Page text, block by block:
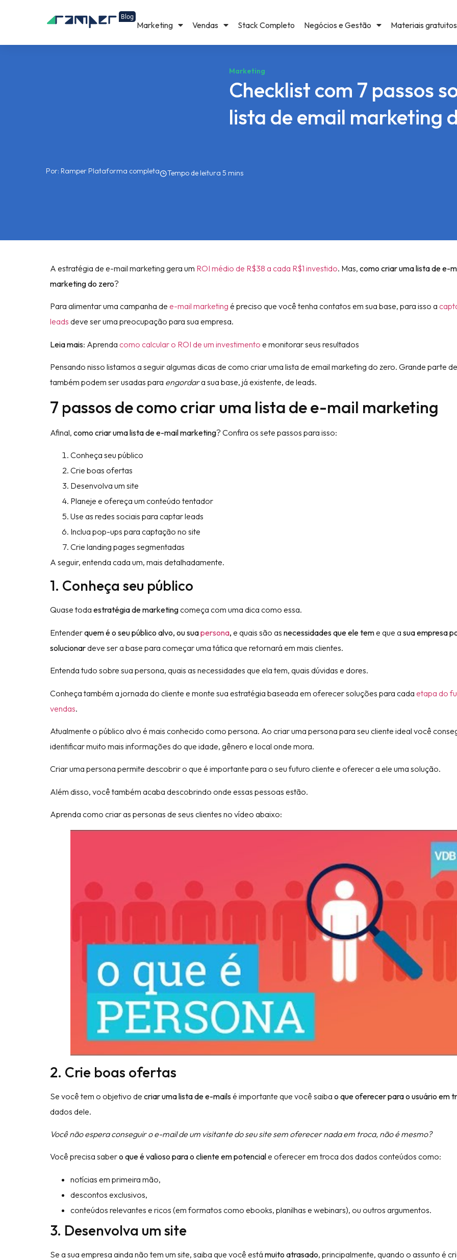
Marketing Vendas Stack Completo Negócios e Gestão Materiais gratuitos
Marketing
Checklist com 7 passos
lista de email marketing
Por: Ramper Plataforma completa
A estratégia de e-mail marketing gera um ROI médio de R$38 a cada R$1 investido. Mas, como criar uma lista de e-
marketing do zero?
Para alimentar uma campanha de e-mail marketing é preciso que você tenha contatos em sua base, para isso a
leads deve ser uma preocupação para sua empresa.
Leia mais: Aprenda como calcular o ROI de um investimento e monitorar seus resultados
Pensando nisso listamos a seguir algumas dicas de como criar uma lista de email marketing do zero. Grande parte
também podem ser usadas para engordara sua base, já existente, de leads.
7 passos de como criar uma lista de e-mail marketing
Afinal, como criar uma lista de e-mail marketing? Confira os sete passos para isso:
Conheça seu público
Crie boas ofertas
Desenvolva um site
Planeje e ofereça um conteúdo tentador
Use as redes sociais para captar leads
Inclua pop-ups para captação no site
Crie landing pages segmentadas
A seguir, entenda cada um, mais detalhadamente.
1. Conheça seu público
Quase toda estratégia de marketingcomeça com uma dica como essa.
Entenderquem é o seu público alvo, ou suapersona, e quais são as necessidades que ele teme que a sua empresa
solucionardeve ser a base para começar uma tática que retornará em mais clientes.
Entenda tudo sobre sua persona, quais as necessidades que ela tem, quais dúvidas e dores.
Conheça também a jornada do cliente e monte sua estratégia baseada em oferecer soluções para cada etapa do
vendas.
Atualmente o público alvo é mais conhecido como persona. Ao criar uma persona para seu cliente ideal você
identificar muito mais informações do que idade, gênero e local onde mora.
Criar uma persona permite descobrir o que é importante para o seu futuro cliente e oferecer a ele uma solução.
Além disso, você também acaba descobrindo onde essas pessoas estão.
Aprenda como criar as personas de seus clientes no vídeo abaixo:
2. Crie boas ofertas
Se você tem o objetivo de criar uma lista de e-mailsé importante que você saiba o que oferecer para o usuário em
dados dele.
Você não espera conseguir o e-mail de um visitante do seu site sem oferecer nada em troca, não é mesmo?
Você precisa sabero que é valioso para o cliente em potenciale oferecer em troca dos dados conteúdos como:
notícias em primeira mão,
descontos exclusivos,
conteúdos relevantes e ricos (em formatos como ebooks, planilhas e webinars), ou outros argumentos.
3. Desenvolva um site
Se a sua empresa ainda não tem um site, saiba que você está muito atrasado, principalmente, quando o assunto é